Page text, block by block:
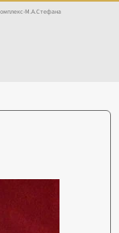
М.А.Стефана